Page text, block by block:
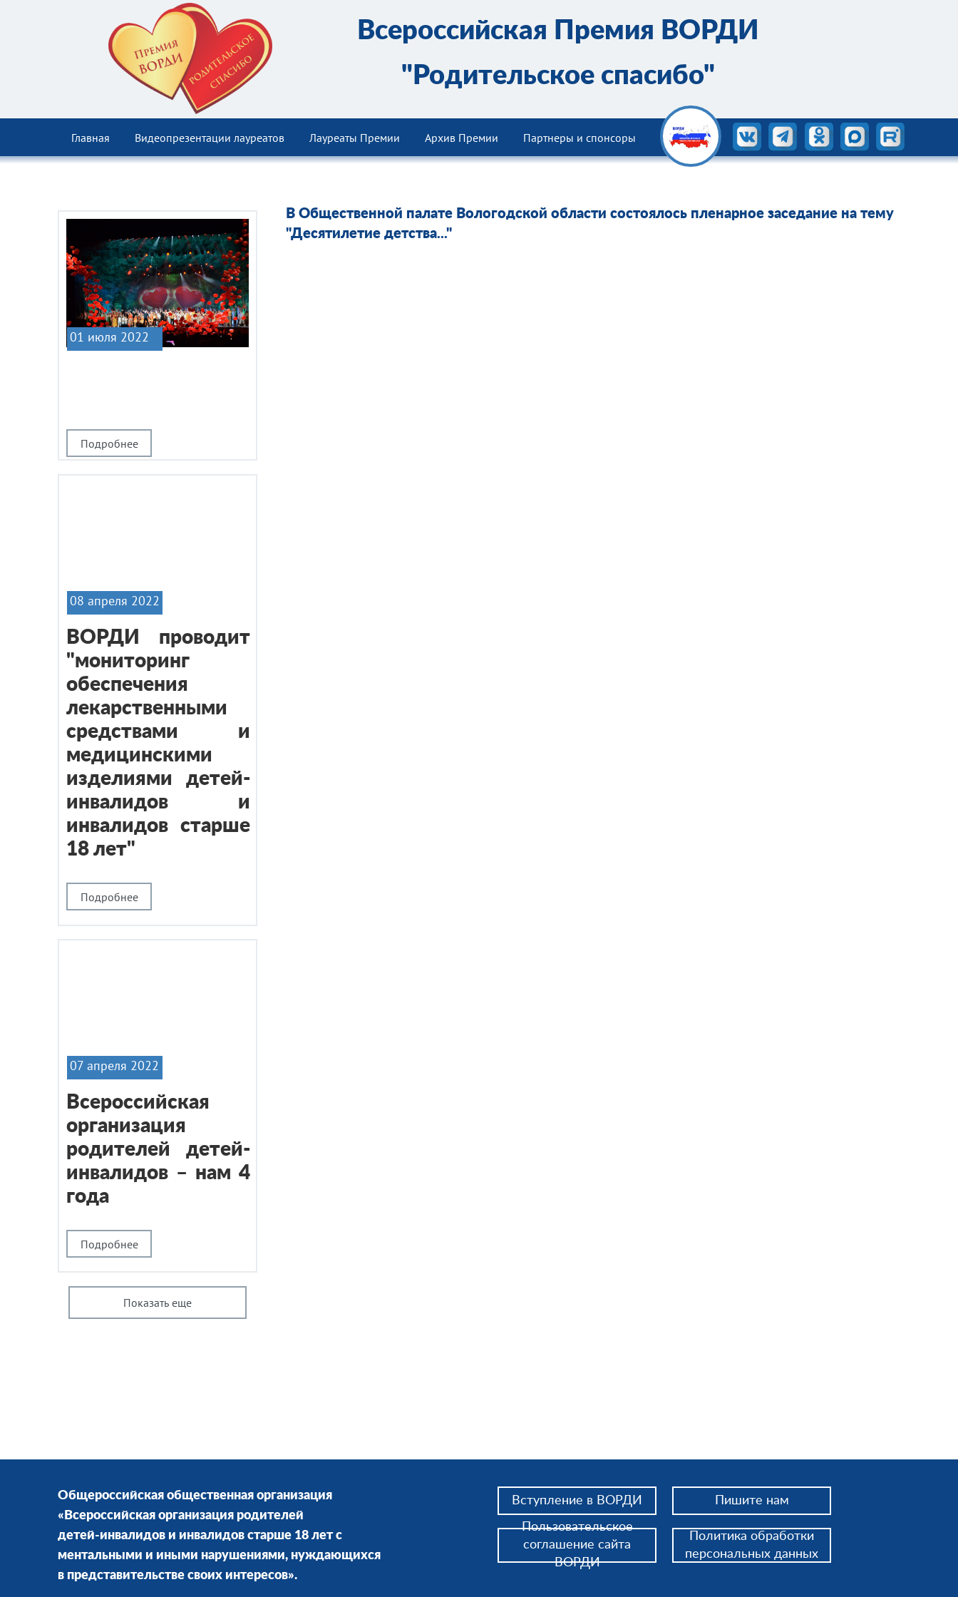
Всероссийская Премия ВОРДИ
"Родительское спасибо"
Главная Видеопрезентации лауреатов Лауреаты Премии Архив Премии Партнеры и спонсоры
В Общественной палате Вологодской области состоялось пленарное заседание на тему
"Десятилетие детства..."
Подробнее
01 июля 2022
Подробнее
ВОРДИ проводит
"мониторинг
обеспечения
лекарственными
средствами и
медицинскими
изделиями детей-
инвалидов и
инвалидов старше
18 лет"
08 апреля 2022
Подробнее
Всероссийская
организация
родителей детей-
инвалидов – нам 4
года
07 апреля 2022
Показать еще
Общероссийская общественная организация
«Всероссийская организация родителей
детей-инвалидов и инвалидов старше 18 лет с
ментальными и иными нарушениями, нуждающихся
в представительстве своих интересов».
Вступление в ВОРДИ
Пользовательское
соглашение сайта
ВОРДИ
Политика обработки
персональных данных
Пишите нам